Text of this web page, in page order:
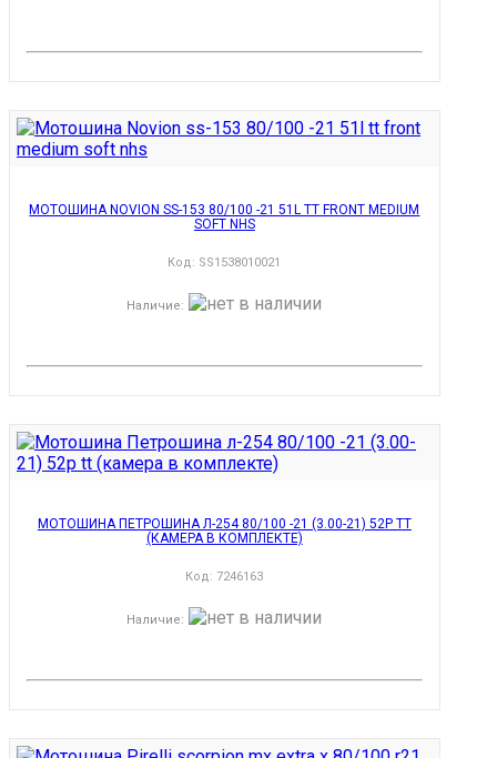
МОТОШИНА NOVION SS-153 80/100 -21 51L TT FRONT MEDIUM
SOFT NHS
Код: SS1538010021
Наличие:
МОТОШИНА ПЕТРОШИНА Л-254 80/100 -21 (3.00-21) 52P TT
(КАМЕРА В КОМПЛЕКТЕ)
Код:7246163
Наличие: